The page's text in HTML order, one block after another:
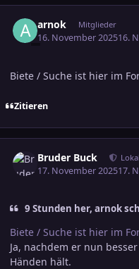
arnok Mitglieder
16. November 202516.
Biete / Suche ist hier im
Zitieren
Bruder Buck
17. November 202517.
9 Stunden her, arnok
Biete / Suche ist hier im
Ja, nachdem er nun
Händen hält.